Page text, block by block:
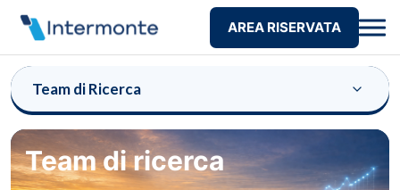
AREA RISERVATA
Team di Ricerca
Team di ricerca